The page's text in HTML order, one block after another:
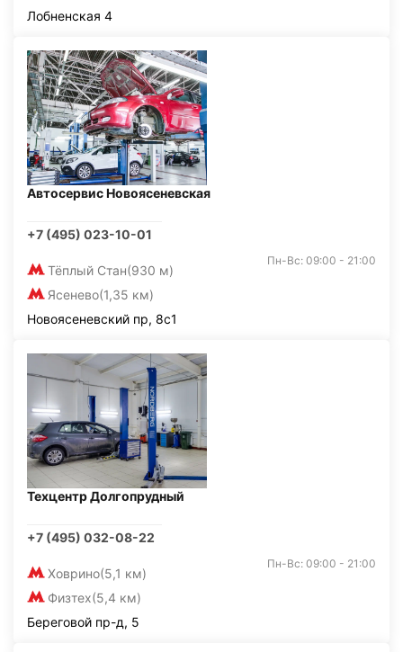
Лобненская 4
Автосервис Новоясеневская
+7 (495) 023-10-01
Тёплый Стан(930 м)
Ясенево(1,35 км)
Пн-Вс: 09:00 - 21:00
Новоясеневский пр, 8с1
Техцентр Долгопрудный
+7 (495) 032-08-22
Ховрино(5,1 км)
Физтех(5,4 км)
Пн-Вс: 09:00 - 21:00
Береговой пр-д, 5